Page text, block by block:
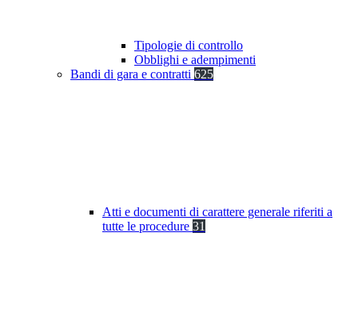
Tipologie di controllo
Obblighi e adempimenti
Bandi di gara e contratti 625
Atti e documenti di carattere generale riferiti a
tutte le procedure 31